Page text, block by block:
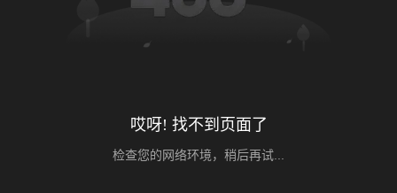
哎呀! 找不到页面了
检查您的网络环境，稍后再试...